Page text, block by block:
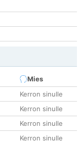
Mies
Kerron sinulle
Kerron sinulle
Kerron sinulle
Kerron sinulle